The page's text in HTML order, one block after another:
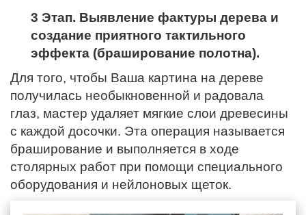
3 Этап. Выявление фактуры дерева и
создание приятного тактильного
эффекта (браширование полотна).
Для того, чтобы Ваша картина на дереве
получилась необыкновенной и радовала
глаз, мастер удаляет мягкие слои древесины
с каждой досочки. Эта операция называется
браширование и выполняется в ходе
столярных работ при помощи специального
оборудования и нейлоновых щеток.